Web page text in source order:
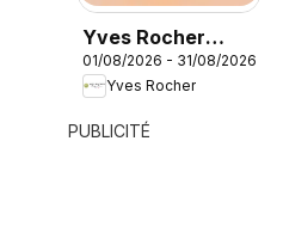
Yves Rocher
catalogue
01/08/2026 - 31/08/2026
Yves Rocher
PUBLICITÉ